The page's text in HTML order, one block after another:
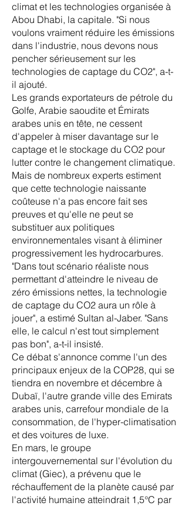
climat et les technologies organisée à
Abou Dhabi, la capitale. "Si nous
voulons vraiment réduire les émissions
dans l'industrie, nous devons nous
pencher sérieusement sur les
technologies de captage du CO2", a-t-
il ajouté.
Les grands exportateurs de pétrole du
Golfe, Arabie saoudite et Émirats
arabes unis en tête, ne cessent
d'appeler à miser davantage sur le
captage et le stockage du CO2 pour
lutter contre le changement climatique.
Mais de nombreux experts estiment
que cette technologie naissante
coûteuse n'a pas encore fait ses
preuves et qu'elle ne peut se
substituer aux politiques
environnementales visant à éliminer
progressivement les hydrocarbures.
"Dans tout scénario réaliste nous
permettant d'atteindre le niveau de
zéro émissions nettes, la technologie
de captage du CO2 aura un rôle à
jouer", a estimé Sultan al-Jaber. "Sans
elle, le calcul n'est tout simplement
pas bon", a-t-il insisté.
Ce débat s'annonce comme l'un des
principaux enjeux de la COP28, qui se
tiendra en novembre et décembre à
Dubaï, l'autre grande ville des Emirats
arabes unis, carrefour mondiale de la
consommation, de l'hyper-climatisation
et des voitures de luxe.
En mars, le groupe
intergouvernemental sur l'évolution du
climat (Giec), a prévenu que le
réchauffement de la planète causé par
l'activité humaine atteindrait 1,5°C par